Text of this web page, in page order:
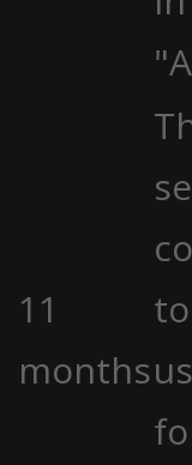
11
months